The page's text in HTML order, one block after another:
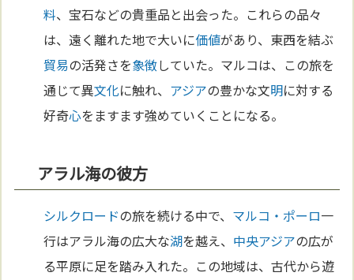
料、宝石などの貴重品と出会った。これらの品々
は、遠く離れた地で大いに価値があり、東西を結ぶ
貿易の活発さを象徴していた。マルコは、この旅を
通じて異文化に触れ、 アジアの豊かな文明に対する
好奇心をますます強めていくことになる。
アラル海の彼方
シルクロードの旅を続ける中で、 マルコ・ポーロ一
行はアラル海の広大な湖を越え、 中央アジアの広が
る平原に足を踏み入れた。この地域は、古代から遊